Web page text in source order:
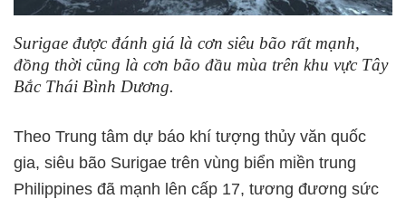
Surigae được đánh giá là cơn siêu bão rất mạnh,
đồng thời cũng là cơn bão đầu mùa trên khu vực Tây
Bắc Thái Bình Dương.
Theo Trung tâm dự báo khí tượng thủy văn quốc
gia, siêu bão Surigae trên vùng biển miền trung
Philippines đã mạnh lên cấp 17, tương đương sức